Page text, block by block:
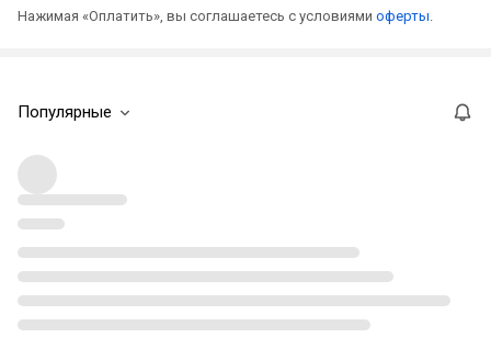
Нажимая «Оплатить», вы соглашаетесь с условиями оферты
Популярные